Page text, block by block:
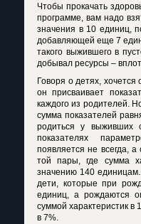
Чтобы прокачать
программе, вам надо
значения в 10 единиц,
добавляющей еще 7
такого выжившего в
добывал ресурсы –
Говоря о детях,
он присваивает
каждого из родителей.
сумма показателей
родиться у
показателях
появляется не всегда,
той пары, где сумма
значению 140
дети, которые при
единиц, а рождаются
суммой характеристик в
в 7%.